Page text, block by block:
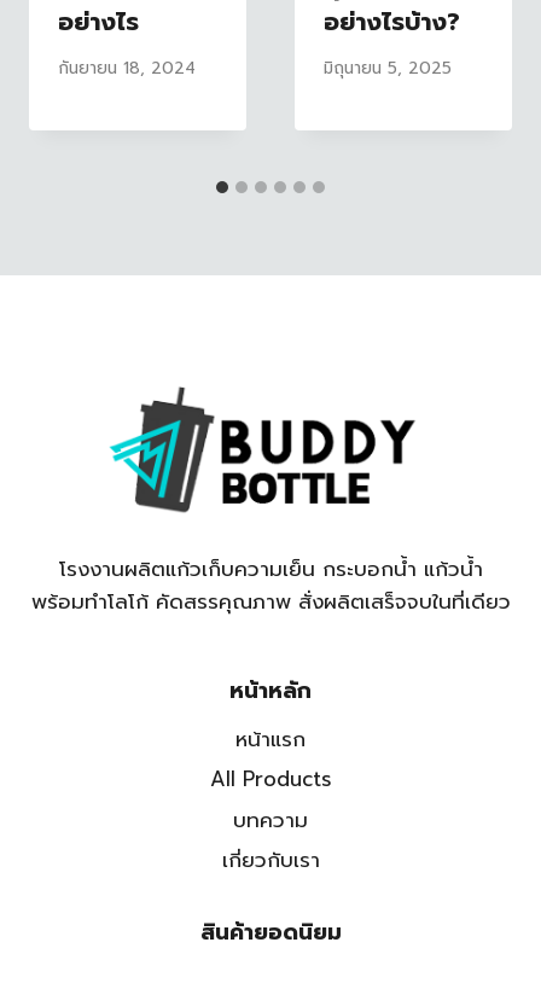
อย่างไร
กันยายน 18, 2024
อย่างไรบ้าง?
มิถุนายน 5, 2025
โรงงานผลิตแก้วเก็บความเย็น กระบอกน้ำ แก้วน้ำ
พร้อมทำโลโก้ คัดสรรคุณภาพ สั่งผลิตเสร็จจบในที่เดียว
หน้าหลัก
หน้าแรก
All Products
บทความ
เกี่ยวกับเรา
สินค้ายอดนิยม